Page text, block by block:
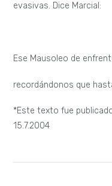
evasivas. Dice Marcial:
Ese Mausoleo de
recordándonos que
*Este texto fue
15.7.2004